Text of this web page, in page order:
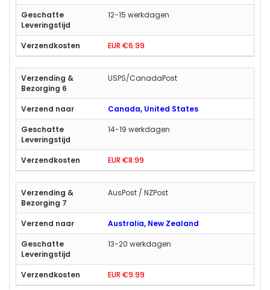
12-15 werkdagen
EUR €6.99
USPS/CanadaPost
Canada, United States
14-19 werkdagen
EUR €8.99
AusPost / NZPost
Australia, New Zealand
13-20 werkdagen
EUR €9.99